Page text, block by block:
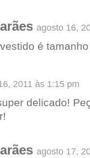
agosto 16,
é
2011 às 1:15 pm
delicado!
agosto 17,